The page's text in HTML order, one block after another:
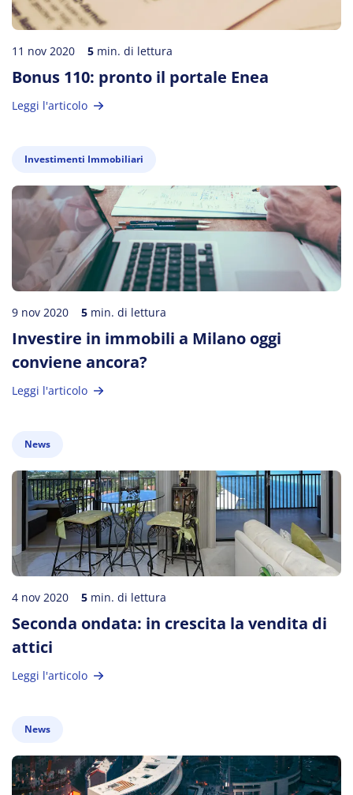
11 nov 2020 5 min. di lettura
Bonus 110: pronto il portale Enea
Leggi l'articolo
Investimenti Immobiliari
9 nov 2020 5 min. di lettura
Investire in immobili a Milano oggi
conviene ancora?
Leggi l'articolo
News
4 nov 2020 5 min. di lettura
Seconda ondata: in crescita la vendita di
attici
Leggi l'articolo
News